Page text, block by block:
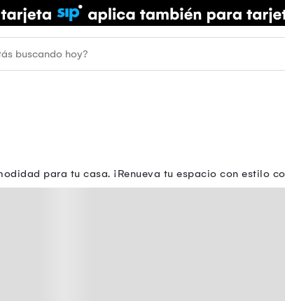
para tu casa. ¡Renueva tu espacio con estilo